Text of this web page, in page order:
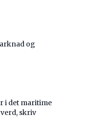
og
i det maritime
skriv